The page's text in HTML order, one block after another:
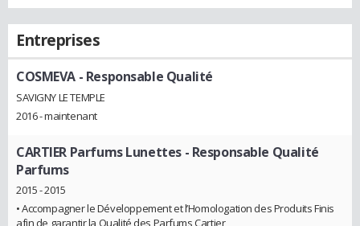
Entreprises
COSMEVA - Responsable Qualité
SAVIGNY LE TEMPLE
2016 - maintenant
CARTIER Parfums Lunettes- Responsable Qualité
Parfums
2015 - 2015
• Accompagner le Développement et l’Homologation des Produits Finis